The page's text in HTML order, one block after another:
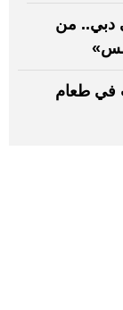
دبي.. من
في طعام